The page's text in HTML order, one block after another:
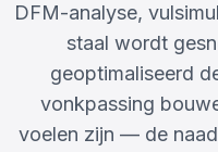
DFM-analyse,
staal wordt
geoptimaliseerd
vonkpassing
voelen zijn — de